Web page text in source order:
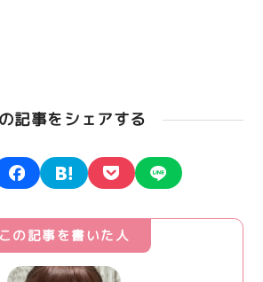
記事をシェアする
facebookhatena pocket
この記事を書いた人